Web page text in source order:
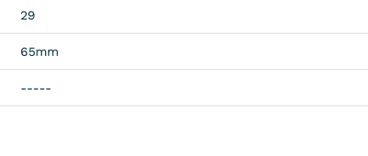
29
65mm
-----